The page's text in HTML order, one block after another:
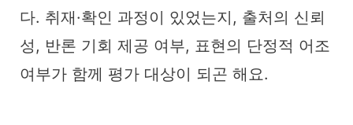
다. 취재·확인 과정이 있었는지, 출처의 신뢰
성, 반론 기회 제공 여부, 표현의 단정적 어조
여부가 함께 평가 대상이 되곤 해요.